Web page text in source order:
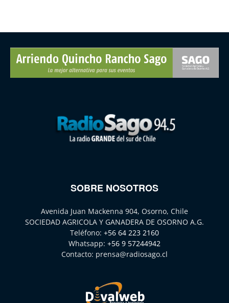
SOBRE NOSOTROS
Avenida Juan Mackenna 904, Osorno, Chile
SOCIEDAD AGRICOLA Y GANADERA DE OSORNO A.G.
Teléfono: +56 64 223 2160
Whatsapp: +56 9 57244942
Contacto: prensa@radiosago.cl